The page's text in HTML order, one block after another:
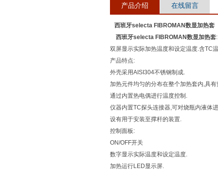
产品介绍 在线留言
西班牙selecta FIBROMAN数显加热套
西班牙selecta FIBROMAN数显加热套
双屏显示实际加热温度和设定温度.含
产品特点:
外壳采用AISI304不锈钢制成.
加热元件均匀的分布在整个加热套内,具有
通过内置热电偶进行温度控制.
仪器内置TC探头连接器,可对烧瓶内液体
设有用于安装至撑杆的装置.
控制面板:
ON/OFF开关
数字显示实际温度和设定温度.
加热运行LED显示屏.